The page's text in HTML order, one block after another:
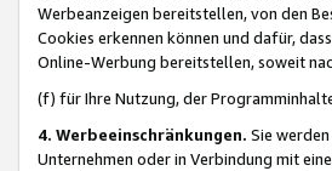
Werbeanzeigen bereitstellen, von den
Cookies erkennen können und dafür,
Online-Werbung bereitstellen, soweit
(f) für Ihre Nutzung, der
4. Werbeeinschränkungen. Sie
Unternehmen oder in Verbindung mit